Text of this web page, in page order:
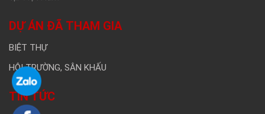
DỰ ÁN ĐÃ THAM GIA
BIỆT THỰ
HỘI TRƯỜNG, SÂN KHẤU
TIN TỨC